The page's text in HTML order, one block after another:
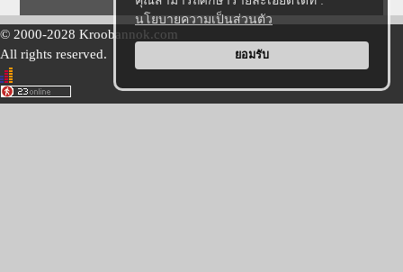
นโยบายความเป็นส่วนตัว
ยอมรับ
© 2000-2028 Kroobannok.com
All rights reserved.